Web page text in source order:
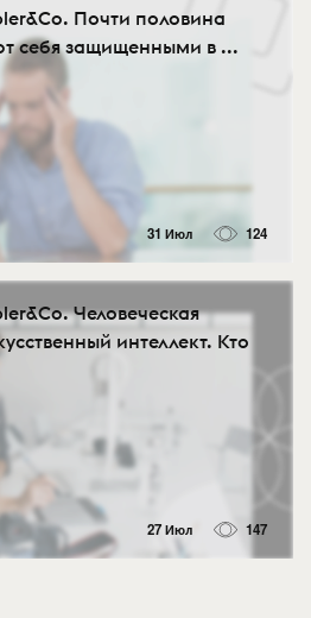
Почти половина
себя защищенными в ...
31 Июл 124
Человеческая
интеллект. Кто
27 Июл 147